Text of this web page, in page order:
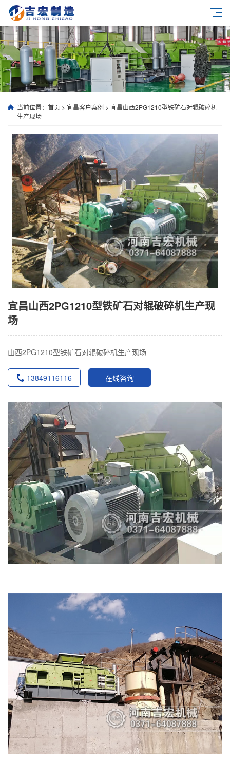
当前位置： 首页 > 宜昌客户案例 > 宜昌山西2PG1210型铁矿石对辊破碎机
生产现场
宜昌山西2PG1210型铁矿石对辊破碎机生产现
场
山西2PG1210型铁矿石对辊破碎机生产现场
13849116116 在线咨询